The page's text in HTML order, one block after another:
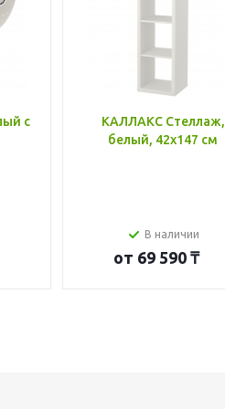
с
КАЛЛАКС Стеллаж,
белый, 42x147 см
В наличии
от 69 590 ₸